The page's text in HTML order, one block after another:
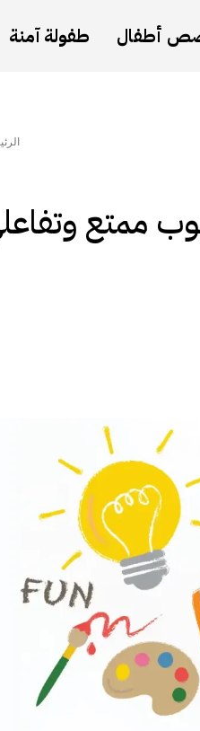
أطفال طفولة آمنة
ممتع